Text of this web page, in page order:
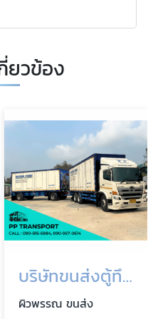
ยวข้อง
บริษัทขนส่งตู้ทึบพ่วง
ผิวพรรณ ขนส่ง